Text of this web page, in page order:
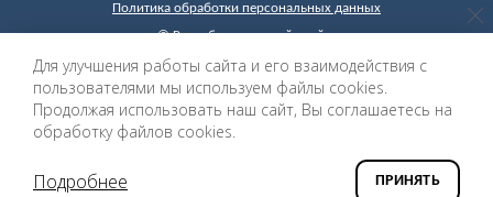
Политика обработки персональных данных
©Разработка и дизайн сайта
Для улучшения работы сайта и его взаимодействия с
пользователями мы используем файлы cookies.
Продолжая использовать наш сайт, Вы соглашаетесь на
обработку файлов cookies.
Подробнее ПРИНЯТЬ